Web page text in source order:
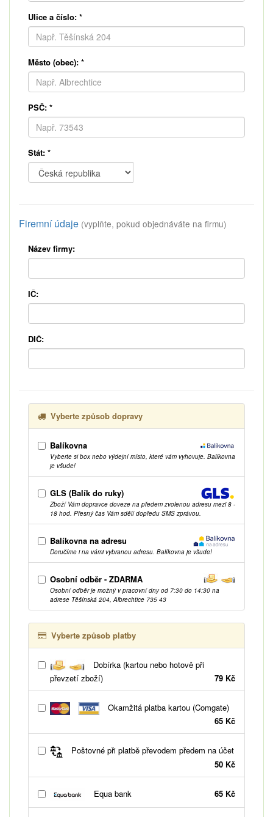
Ulice a číslo: *
Město (obec): *
PSČ: *
Stát: *
Firemní údaje (vyplňte, pokud objednáváte na firmu)
Název firmy:
IČ:
DIČ:
Vyberte způsob dopravy
Balíkovna
Vyberte si box nebo výdejní místo, které vám vyhovuje. Balíkovna
je všude!
GLS (Balík do ruky)
Zboží Vám dopravce doveze na předem zvolenou adresu mezi 8 -
18 hod. Přesný čas Vám sdělí dopředu SMS zprávou.
Balíkovna na adresu
Doručíme i na vámi vybranou adresu. Balíkovna je všude!
Osobní odběr - ZDARMA
Osobní odběr je možný v pracovní dny od 7:30 do 14:30 na
adrese Těšínská 204, Albrechtice 735 43
Vyberte způsob platby
Dobírka (kartou nebo hotově při
převzetí zboží)
79 Kč
Okamžitá platba kartou (Comgate)
65 Kč
Poštovné při platbě převodem předem na účet
50 Kč
Equa bank 65 Kč